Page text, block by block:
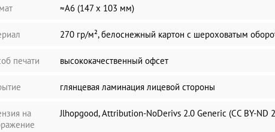
≈А6 (147 х 103 мм)
270 гр/м², белоснежный картон с шероховатым
печати высококачественный офсет
глянцевая ламинация лицевой стороны
на
Jlhopgood, Attribution-NoDerivs 2.0 Generic (CC BY-ND